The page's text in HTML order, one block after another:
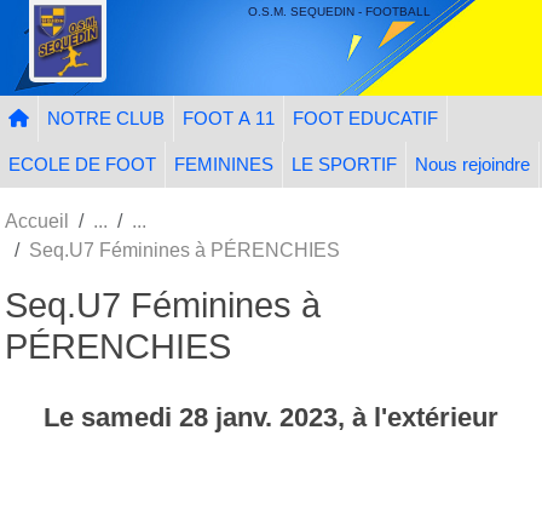
O.S.M. SEQUEDIN - FOOTBALL
NOTRE CLUB FOOT A 11 FOOT EDUCATIF
ECOLE DE FOOT FEMININES LE SPORTIF Nous rejoindre
Accueil
Seq.U7 Féminines à PÉRENCHIES
Seq.U7 Féminines à
PÉRENCHIES
Le samedi 28 janv. 2023, à l'extérieur
Panneau de gestion des cookies